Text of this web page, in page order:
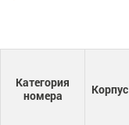
Категория
номера
Корпус